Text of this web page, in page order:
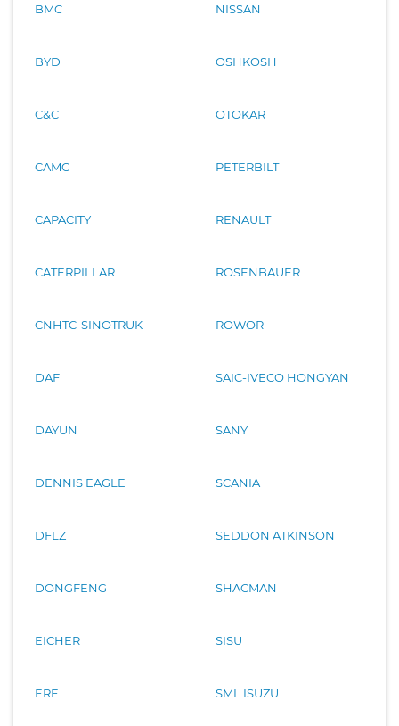
BMC
BYD
C&C
CAMC
CAPACITY
CATERPILLAR
CNHTC-SINOTRUK
DAF
DAYUN
DENNIS EAGLE
DFLZ
DONGFENG
EICHER
ERF
NISSAN
OSHKOSH
OTOKAR
PETERBILT
RENAULT
ROSENBAUER
ROWOR
SAIC-IVECO HONGYAN
SANY
SCANIA
SEDDON ATKINSON
SHACMAN
SISU
SML ISUZU